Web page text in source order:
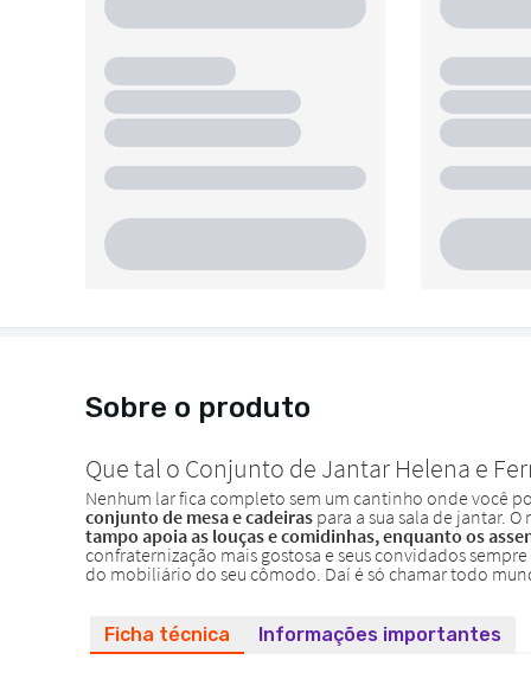
Sobre o produto
Ficha técnica Informações importantes